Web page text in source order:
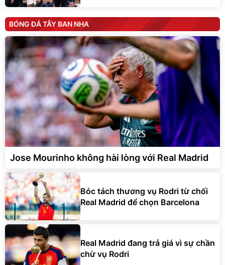
BÓNG ĐÁ TÂY BAN NHA
Jose Mourinho không hài lòng với Real Madrid
Bóc tách thương vụ Rodri từ chối
Real Madrid để chọn Barcelona
Real Madrid đang trả giá vì sự chần
chừ vụ Rodri